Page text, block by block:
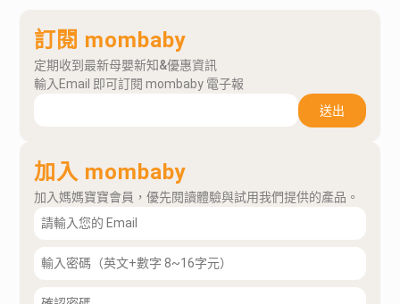
訂閱 mombaby
定期收到最新母嬰新知&優惠資訊
輸入Email 即可訂閱 mombaby 電子報
送出
加入 mombaby
加入媽媽寶寶會員，優先閱讀體驗與試用我們提供的產品。